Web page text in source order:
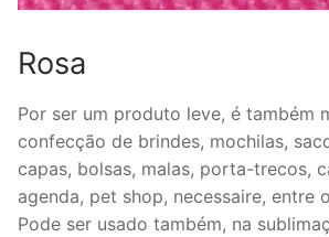
Rosa
Por ser um produto leve, é também
confecção de brindes, mochilas,
capas, bolsas, malas, porta-trecos,
agenda, pet shop, necessaire, entre
Pode ser usado também, na